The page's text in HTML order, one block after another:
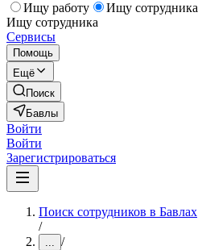
Ищу работу
Ищу сотрудника
Ищу сотрудника
Сервисы
Помощь
Ещё
Поиск
Бавлы
Войти
Войти
Зарегистрироваться
Поиск сотрудников в Бавлах
/
... /